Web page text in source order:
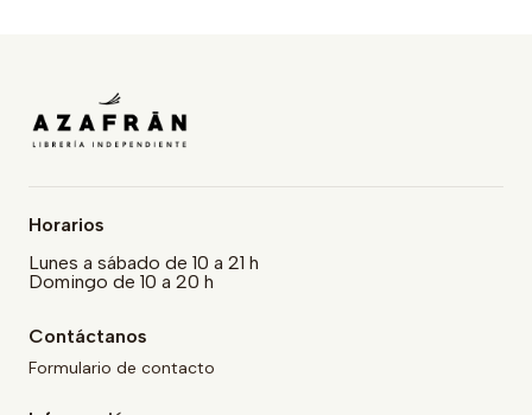
Horarios
Lunes a sábado de 10 a 21 h
Domingo de 10 a 20 h
Contáctanos
Formulario de contacto